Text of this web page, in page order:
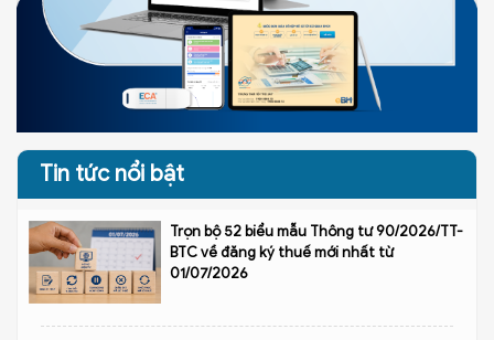
Tin tức nổi bật
Trọn bộ 52 biểu mẫu Thông tư 90/2026/TT-
BTC về đăng ký thuế mới nhất từ
01/07/2026